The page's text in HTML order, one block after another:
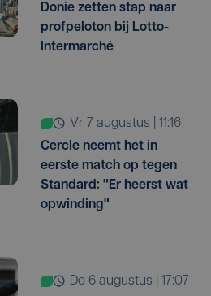
Donie zetten stap naar
profpeloton bij Lotto-
Intermarché
vr 7 augustus | 11:16
Cercle neemt het in
eerste match op tegen
Standard: "Er heerst wat
opwinding"
do 6 augustus | 17:07